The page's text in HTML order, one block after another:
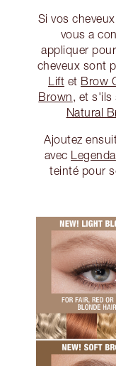
Si vos
vous a
appliquer
cheveux sont
Lift et Brow
Brown, et s'ils
Natural
Ajoutez
avec
teinté pour